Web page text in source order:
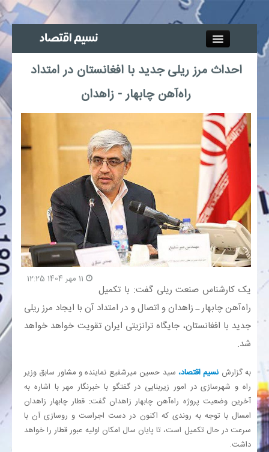
جذب خبرنگار
آگهی استخدام
پیوند‌ها
صنعت معدن و تجارت
بیمه و بورس
بانک
انرژی
خانه
احداث مرز ریلی جدید با افغانستان در امتداد
راه‌آهن چابهار - زاهدان
یک کارشناس صنعت ریلی گفت: با تکمیل
راه‌آهن چابهار ـ زاهدان و اتصال و در امتداد آن با ایجاد مرز ریلی
جدید با افغانستان، جایگاه ترانزیتی ایران تقویت خواهد خواهد
شد.
به گزارش نسیم اقتصاد، سید حسین میرشفیع نماینده و مشاور سابق وزیر
راه و شهرسازی در امور زیربنایی در گفتگو با خبرنگار مهر با اشاره به
آخرین وضعیت پروژه راه‌آهن چابهار زاهدان گفت: قطار چابهار زاهدان
امسال با توجه به روندی که اکنون در دست اجراست و روسازی آن با
سرعت در حال تکمیل است، تا پایان سال امکان اولیه عبور قطار را خواهد
داشت.